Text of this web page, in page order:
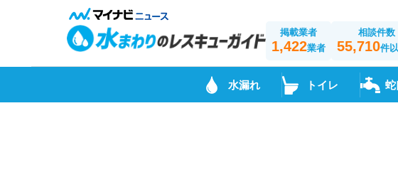
掲載業者
1,422業者
相談件数
55,710件
水漏れ トイレ 蛇